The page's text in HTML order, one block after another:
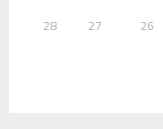
26
27
28